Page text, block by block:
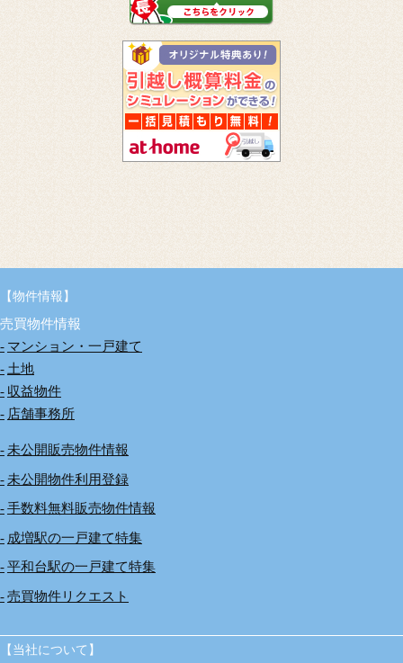
【物件情報】
売買物件情報
マンション・一戸建て
土地
収益物件
店舗事務所
未公開販売物件情報
未公開物件利用登録
手数料無料販売物件情報
成増駅の一戸建て特集
平和台駅の一戸建て特集
売買物件リクエスト
【当社について】